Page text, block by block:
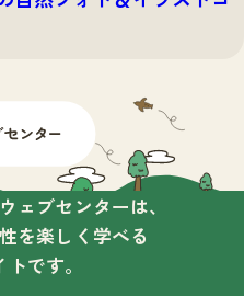
ェブセンターは、
を楽しく学べる
です。